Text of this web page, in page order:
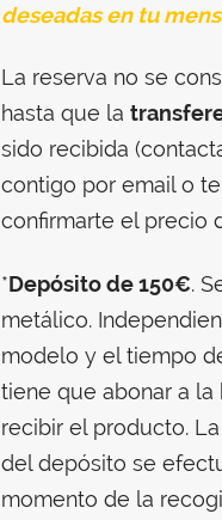
deseadas en tu
La reserva no se
hasta que la
sido recibida
contigo por email o
confirmarte el precio
*Depósito de 150€.
metálico.
modelo y el tiempo
tiene que abonar a la
recibir el producto.
del depósito se
momento de la